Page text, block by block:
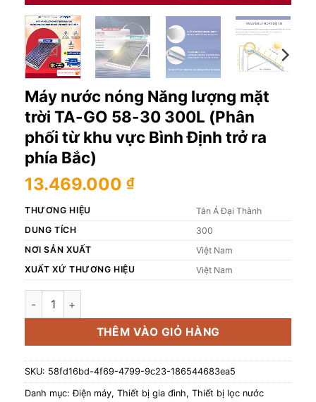
Máy nước nóng Năng lượng mặt
trời TA-GO 58-30 300L (Phân
phối từ khu vực Bình Định trở ra
phía Bắc)
13.469.000 ₫
THƯƠNG HIỆU
Tân Á Đại Thành
DUNG TÍCH
300
NƠI SẢN XUẤT
Việt Nam
XUẤT XỨ THƯƠNG HIỆU
Việt Nam
Máy nước nóng Năng lượng mặt trời TA-GO 58-30 300L
THÊM VÀO GIỎ HÀNG
SKU: 58fd16bd-4f69-4799-9c23-186544683ea5
Danh mục:Điện máy, Thiết bị gia đình, Thiết bị lọc nước